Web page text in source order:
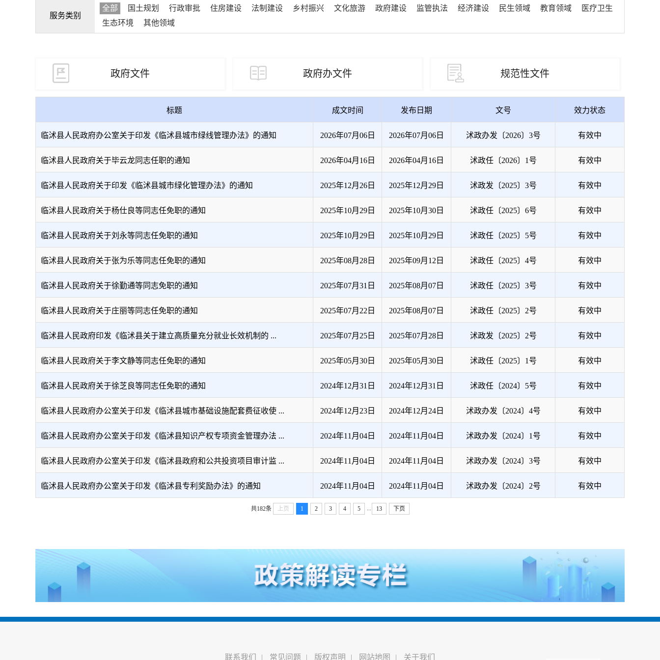
服务类别
全部 国土规划 行政审批 住房建设 法制建设 乡村振兴 文化旅游 政府建设 监管执法 经济建设 民生领域 教育领域
医疗卫生
生态环境
其他领域
政府文件 政府办文件 规范性文件
标题 成文时间 发布日期 文号 效力状态
临沭县人民政府办公室关于印发《临沭县城市绿线管理办法》的通知 2026年07月06日 2026年07月06日 沭政办发〔2026〕3号 有效中
临沭县人民政府关于毕云龙同志任职的通知 2026年04月16日 2026年04月16日 沭政任〔2026〕1号 有效中
临沭县人民政府关于印发《临沭县城市绿化管理办法》的通知 2025年12月26日 2025年12月29日 沭政发〔2025〕3号 有效中
临沭县人民政府关于杨仕良等同志任免职的通知 2025年10月29日 2025年10月30日 沭政任〔2025〕6号 有效中
临沭县人民政府关于刘永等同志任免职的通知 2025年10月29日 2025年10月29日 沭政任〔2025〕5号 有效中
临沭县人民政府关于张为乐等同志任免职的通知 2025年08月28日 2025年09月12日 沭政任〔2025〕4号 有效中
临沭县人民政府关于徐勤通等同志免职的通知 2025年07月31日 2025年08月07日 沭政任〔2025〕3号 有效中
临沭县人民政府关于庄丽等同志任免职的通知 2025年07月22日 2025年08月07日 沭政任〔2025〕2号 有效中
​临沭县人民政府印发《临沭县关于建立高质量充分就业长效机制的 ... 2025年07月25日 2025年07月28日 沭政发〔2025〕2号 有效中
临沭县人民政府关于李文静等同志任免职的通知 2025年05月30日 2025年05月30日 沭政任〔2025〕1号 有效中
临沭县人民政府关于徐芝良等同志任免职的通知 2024年12月31日 2024年12月31日 沭政任〔2024〕5号 有效中
临沭县人民政府办公室关于印发《临沭县城市基础设施配套费征收使 ... 2024年12月23日 2024年12月24日 沭政办发〔2024〕4号 有效中
临沭县人民政府办公室关于印发《临沭县知识产权专项资金管理办法 ... 2024年11月04日 2024年11月04日 沭政办发〔2024〕1号 有效中
临沭县人民政府办公室关于印发《临沭县政府和公共投资项目审计监 ... 2024年11月04日 2024年11月04日 沭政办发〔2024〕3号 有效中
临沭县人民政府办公室关于印发《临沭县专利奖励办法》的通知 2024年11月04日 2024年11月04日 沭政办发〔2024〕2号 有效中
共182条 上页 1 2 3 4 5 ... 13 下页
联系我们 | 常见问题 | 版权声明 | 网站地图 | 关于我们